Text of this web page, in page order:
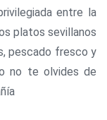
entre la
platos sevillanos
pescado fresco y
no te olvides de